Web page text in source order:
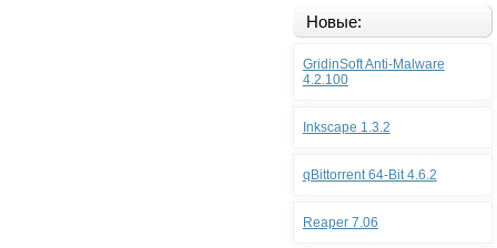
Новые:
GridinSoft Anti-Malware
4.2.100
Inkscape 1.3.2
qBittorrent 64-Bit 4.6.2
Reaper 7.06